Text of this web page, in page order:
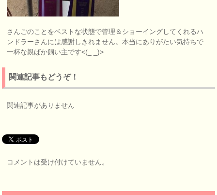
さんごのことをベストな状態で管理＆ショーイングしてくれるハ
ンドラーさんには感謝しきれません。本当にありがたい気持ちで
一杯な親ばか飼い主です<(_ _)>
関連記事もどうぞ！
関連記事がありません
コメントは受け付けていません。